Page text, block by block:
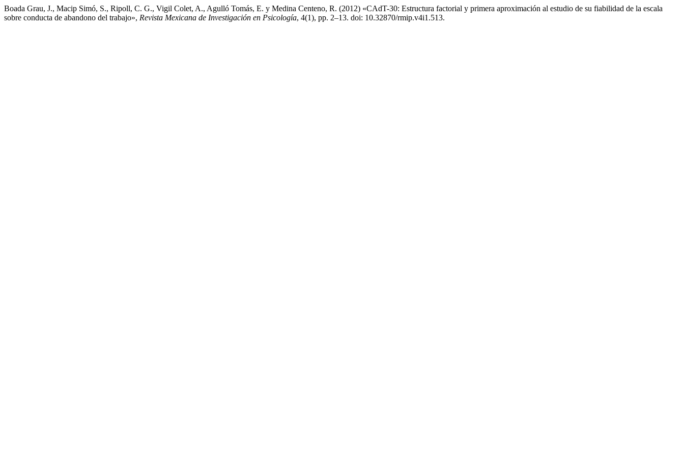
Boada Grau, J., Macip Simó, S., Ripoll, C. G., Vigil Colet, A., Agulló Tomás, E. y Medina Centeno, R. (2012) «CAdT-30: Estructura factorial y primera aproximación al estudio de su fiabilidad de la escala
sobre conducta de abandono del trabajo», Revista Mexicana de Investigación en Psicología, 4(1), pp. 2–13. doi: 10.32870/rmip.v4i1.513.